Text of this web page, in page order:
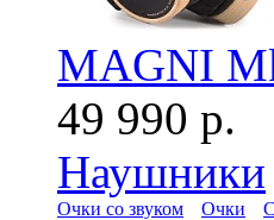
MAGNI
49 990 р.
Наушники
Очки со звуком Очки